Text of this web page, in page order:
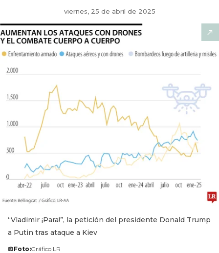
viernes, 25 de abril de 2025
“Vladimir ¡Para!”, la petición del presidente Donald Trump
a Putin tras ataque a Kiev
Foto:Gráfico LR